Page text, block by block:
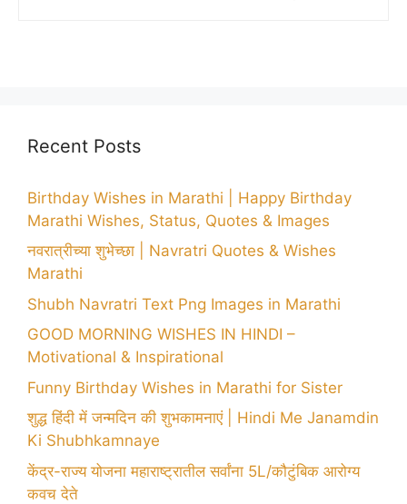
Recent Posts
Birthday Wishes in Marathi | Happy Birthday
Marathi Wishes, Status, Quotes & Images
नवरात्रीच्या शुभेच्छा | Navratri Quotes & Wishes
Marathi
Shubh Navratri Text Png Images in Marathi
GOOD MORNING WISHES IN HINDI –
Motivational & Inspirational
Funny Birthday Wishes in Marathi for Sister
शुद्ध हिंदी में जन्मदिन की शुभकामनाएं | Hindi Me Janamdin
Ki Shubhkamnaye
केंद्र-राज्य योजना महाराष्ट्रातील सर्वांना 5L/कौटुंबिक आरोग्य
कवच देते